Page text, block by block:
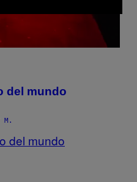
del mundo
M.